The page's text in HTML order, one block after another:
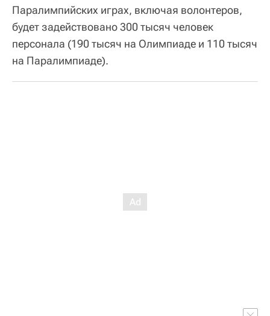
Паралимпийских играх, включая волонтеров,
будет задействовано 300 тысяч человек
персонала (190 тысяч на Олимпиаде и 110 тысяч
на Паралимпиаде).